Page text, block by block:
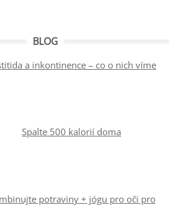
BLOG
a inkontinence – co o nich víme
Spalte 500 kalorií doma
potraviny + jógu pro oči pro